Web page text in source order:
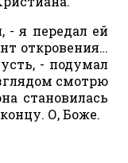
- я передал ей
откровения…
- подумал
смотрю
становилась
О, Боже.